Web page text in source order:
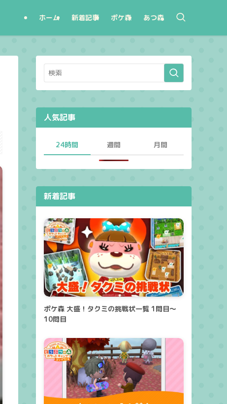
ホーム 新着記事 ポケ森 あつ森
人気記事
24時間 週間 月間
新着記事
ポケ森 大盛！タクミの挑戦状一覧 1問目～
10問目